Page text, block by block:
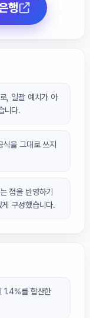
행
, 일괄 예치가 아
니다.
을 그대로 쓰지
점을 반영하기
구성했습니다.
1.4%를 합산한